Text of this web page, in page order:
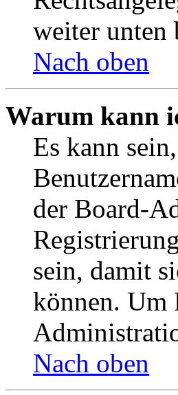
weiter unten
Nach oben
Warum kann
Es kann
der Board-
sein, damit
können. Um
Nach oben